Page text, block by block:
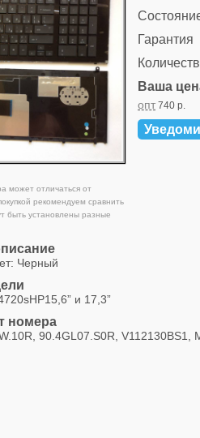
может отличаться от
рекомендуем сравнить
быть установлены разные
Гарантия
Ваша
опт 740 р.
Черный
и 17,3”
номера
90.4GL07.S0R, V112130BS1,